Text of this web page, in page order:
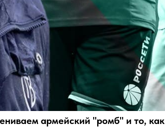
армейский "ромб" и то, как